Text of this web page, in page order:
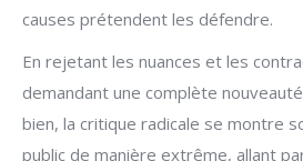
causes prétendent les défendre.
En rejetant les nuances et les
demandant une complète
bien, la critique radicale se montre
public de manière extrême, allant